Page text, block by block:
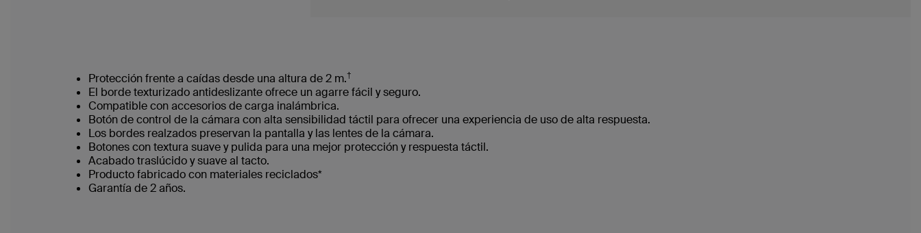
Protección frente a caídas desde una altura de 2 m.†
El borde texturizado antideslizante ofrece un agarre fácil y seguro.
Compatible con accesorios de carga inalámbrica.
Botón de control de la cámara con alta sensibilidad táctil para ofrecer una experiencia de uso de alta respuesta.
Los bordes realzados preservan la pantalla y las lentes de la cámara.
Botones con textura suave y pulida para una mejor protección y respuesta táctil.
Acabado traslúcido y suave al tacto.
Producto fabricado con materiales reciclados*
Garantía de 2 años.